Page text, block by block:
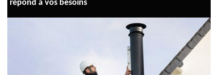
répond à vos besoins